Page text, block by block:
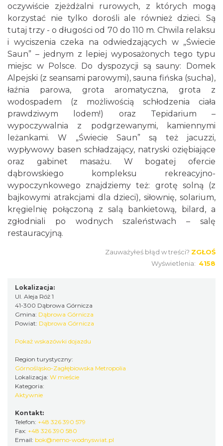
oczywiście zjeżdżalni rurowych, z których mogą
korzystać nie tylko dorośli ale również dzieci. Są
tutaj trzy - o długości od 70 do 110 m. Chwila relaksu
i wyciszenia czeka na odwiedzających w „Świecie
Saun” – jednym z lepiej wyposażonych tego typu
miejsc w Polsce. Do dyspozycji są sauny: Domek
Alpejski (z seansami parowymi), sauna fińska (sucha),
łaźnia parowa, grota aromatyczna, grota z
wodospadem (z możliwością schłodzenia ciała
prawdziwym lodem!) oraz Tepidarium –
wypoczywalnia z podgrzewanymi, kamiennymi
leżankami. W „Świecie Saun” są też jacuzzi,
wypływowy basen schładzający, natryski oziębiające
oraz gabinet masażu. W bogatej ofercie
dąbrowskiego kompleksu rekreacyjno-
wypoczynkowego znajdziemy też: grotę solną (z
bajkowymi atrakcjami dla dzieci), siłownię, solarium,
kręgielnię połączoną z salą bankietową, bilard, a
zgłodniali po wodnych szaleństwach – salę
restauracyjną.
Zauważyłeś błąd w treści? ZGŁOŚ
Wyświetlenia: 4158
Lokalizacja:
Ul. Aleja Róż 1
41-300 Dąbrowa Górnicza
Gmina: Dąbrowa Górnicza
Powiat: Dąbrowa Górnicza
Pokaż wskazówki dojazdu
Region turystyczny:
Górnośląsko-Zagłębiowska Metropolia
Lokalizacja: W mieście
Kategoria:
Aktywnie
Kontakt:
Telefon: +48 326 390 579
Fax: +48 326 390 580
Email: bok@nemo-wodnyswiat.pl